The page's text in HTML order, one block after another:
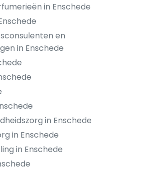
in Enschede
en
in Enschede
in Enschede
in Enschede
in Enschede